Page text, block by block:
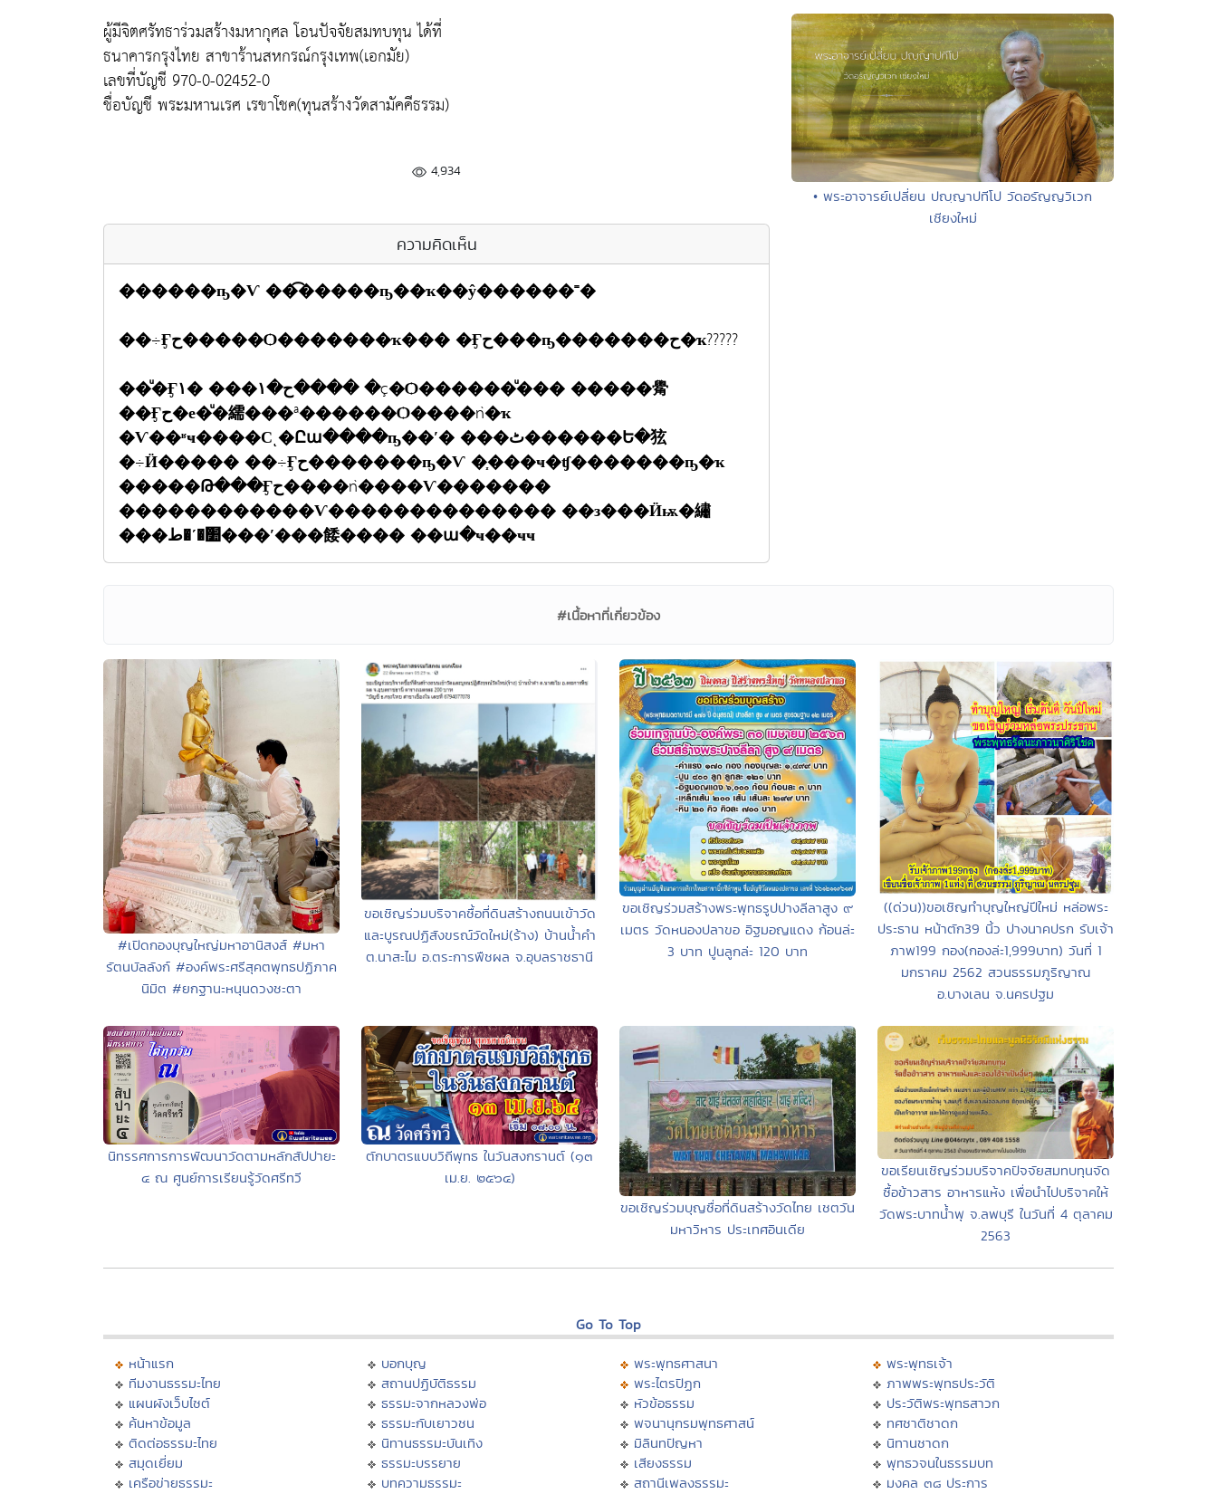
ผู้มีจิตศรัทธาร่วมสร้างมหากุศล โอนปัจจัยสมทบทุน ได้ที่
ธนาคารกรุงไทย สาขาร้านสหกรณ์กรุงเทพ(เอกมัย)
เลขที่บัญชี 970-0-02452-0
ชื่อบัญชี พระมหานเรศ เรขาโชค(ทุนสร้างวัดสามัคคีธรรม)
4,934
ความคิดเห็น
������ҧ�Ѵ ��͡�����ҧ��ҡ��ŷ������˭�
��÷Ӻح�����Ѻ�������ҡ��� �Ӻح���ҧ�������ح�ҡ?????
��ͧ�Ӻح�١��� �١���� �ç�Ѻ������ͧ��� �����觷
��Ӻح�е�ͧ�繻���ª������Ѻ����ǹ�ҡ
�Ѵ��ʶҹ����Сͺ�Ըա����ҧ��ʹ� ���ٹ������Ե�㹡
�÷Ӥ����� ��÷Ӻح�������ҧ�Ѵ �֧���ҹ�ʧ�������ҧ�ҡ
�����Թ���Ӻح����ǹ����Ѵ�������
������������Ѵ�������������� ��з���Ӥѭ�繡
���׺�ʹ�ط���ʹ���餧���� ��ա�ҹ��ҹҹ
• พระอาจารย์เปลี่ยน ปญฺญาปทีโป วัดอรัญญวิเวก
เชียงใหม่
#เนื้อหาที่เกี่ยวข้อง
#เปิดกองบุญใหญ่มหาอานิสงส์ #มหา
รัตนบัลลังก์ #องค์พระศรีสุคตพุทธปฏิภาค
นิมิต #ยกฐานะหนุนดวงชะตา
ขอเชิญร่วมบริจาคซื้อที่ดินสร้างถนนเข้าวัด
และบูรณปฏิสังขรณ์วัดใหม่(ร้าง) บ้านน้ำคำ
ต.นาสะไม อ.ตระการพืชผล จ.อุบลราชธานี
ขอเชิญร่วมสร้างพระพุทธรูปปางลีลาสูง ๙
เมตร วัดหนองปลาขอ อิฐมอญแดง ก้อนล่ะ
3 บาท ปูนลูกล่ะ 120 บาท
((ด่วน))ขอเชิญทำบุญใหญ่ปีใหม่ หล่อพระ
ประธาน หน้าตัก39 นิ้ว ปางนาคปรก รับเจ้า
ภาพ199 กอง(กองล่ะ1,999บาท) วันที่ 1
มกราคม 2562 สวนธรรมภูริญาณ
อ.บางเลน จ.นครปฐม
นิทรรศการการพัฒนาวัดตามหลักสัปปายะ
๔ ณ ศูนย์การเรียนรู้วัดศรีทวี
ตักบาตรแบบวิถีพุทธ ในวันสงกรานต์ (๑๓
เม.ย. ๒๕๖๔)
ขอเชิญร่วมบุญซื่อที่ดินสร้างวัดไทย เชตวัน
มหาวิหาร ประเทศอินเดีย
ขอเรียนเชิญร่วมบริจาคปัจจัยสมทบทุนจัด
ซื้อข้าวสาร อาหารแห้ง เพื่อนำไปบริจาคให้
วัดพระบาทน้ำพุ จ.ลพบุรี ในวันที่ 4 ตุลาคม
2563
Go To Top
หน้าแรก
ทีมงานธรรมะไทย
แผนผังเว็บไซต์
ค้นหาข้อมูล
ติดต่อธรรมะไทย
สมุดเยี่ยม
เครือข่ายธรรมะ
บอกบุญ
สถานปฏิบัติธรรม
ธรรมะจากหลวงพ่อ
ธรรมะกับเยาวชน
นิทานธรรมะบันเทิง
ธรรมะบรรยาย
บทความธรรมะ
พระพุทธศาสนา
พระไตรปิฏก
หัวข้อธรรม
พจนานุกรมพุทธศาสน์
มิลินทปัญหา
เสียงธรรม
สถานีเพลงธรรมะ
พระพุทธเจ้า
ภาพพระพุทธประวัติ
ประวัติพระพุทธสาวก
ทศชาติชาดก
นิทานชาดก
พุทธวจนในธรรมบท
มงคล ๓๘ ประการ